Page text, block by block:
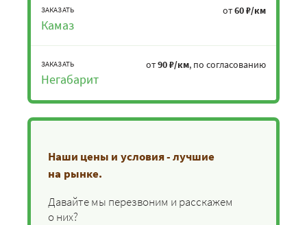
ЗАКАЗАТЬ
Камаз
от60 ₽/км
ЗАКАЗАТЬ
Негабарит
от90 ₽/км, по согласованию
Наши цены и условия - лучшие
на рынке.
Давайте мы перезвоним и расскажем
о них?